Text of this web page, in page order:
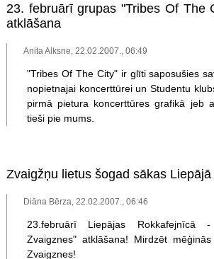
23. februārī grupas "Tribes Of The
atklāšana
Anita Alksne, 22.02.2007., 06:49
"Tribes Of The City" ir glīti saposušies
nopietnajai koncerttūrei un Studentu
pirmā pietura koncerttūres grafikā jeb
tieši pie mums.
Zvaigžņu lietus šogad sākas Liepājā
Diāna Bērza, 22.02.2007., 06:46
23.februārī Liepājas Rokkafejnīcā
Zvaigznes" atklāšana! Mirdzēt
Zvaigznes!